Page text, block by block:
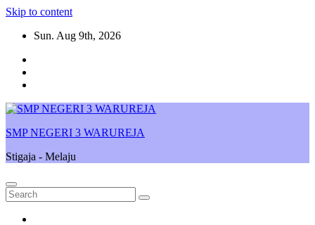
Skip to content
Sun. Aug 9th, 2026
SMP NEGERI 3 WARUREJA
Stigaja - Melaju